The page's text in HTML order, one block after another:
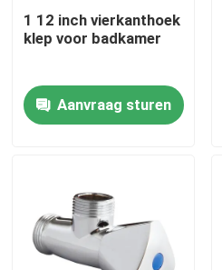
Thuis
Videos
1 12 inch vierkanthoek
klep voor badkamer
Aanvraag sturen